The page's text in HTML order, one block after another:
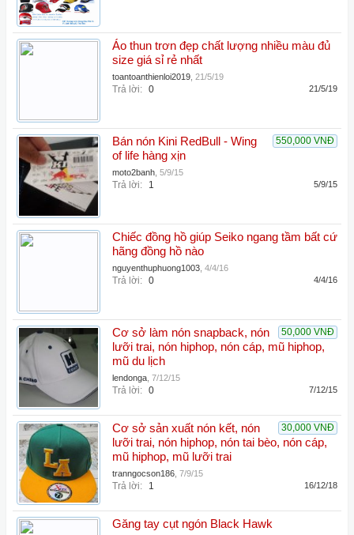
Áo thun trơn đẹp chất lượng nhiều màu đủ
size giá sỉ rẻ nhất
toantoanthienloi2019 21/5/19
Trả lời: 0 21/5/19
550,000 VNĐ
Bán nón Kini RedBull - Wing
of life hàng xịn
moto2banh 5/9/15
Trả lời: 1 5/9/15
Chiếc đồng hồ giúp Seiko ngang tầm bất cứ
hãng đồng hồ nào
nguyenthuphuong1003 4/4/16
Trả lời: 0 4/4/16
50,000 VNĐ
Cơ sở làm nón snapback, nón
lưỡi trai, nón hiphop, nón cáp, mũ hiphop,
mũ du lịch
lendonga 7/12/15
Trả lời: 0 7/12/15
30,000 VNĐ
Cơ sở sản xuất nón kết, nón
lưỡi trai, nón hiphop, nón tai bèo, nón cáp,
mũ hiphop, mũ lưỡi trai
tranngocson186 7/9/15
Trả lời: 1 16/12/18
Găng tay cụt ngón Black Hawk